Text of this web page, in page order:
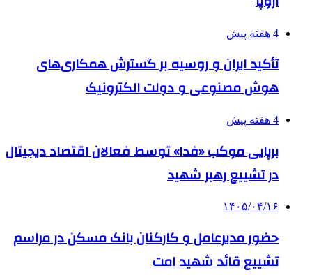
4 هفته پیش
تأکید ایران و روسیه بر گسترش همکاری‌های
هوش مصنوعی و دولت الکترونیک
4 هفته پیش
برپایی موکب «فدا» توسط فعالان اقتصاد دیجیتال
در تشییع رهبر شهید
۱۴۰۵/۰۴/۱۶
حضور مدیرعامل و کارکنان بانک مسکن در مراسم
تشییع قائد شهید امت